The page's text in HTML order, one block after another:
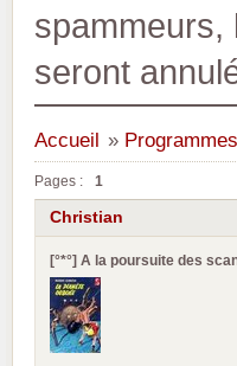
spammeurs,
seront
Accueil »
Pages : 1
Christian
[°*°] A la poursuite des